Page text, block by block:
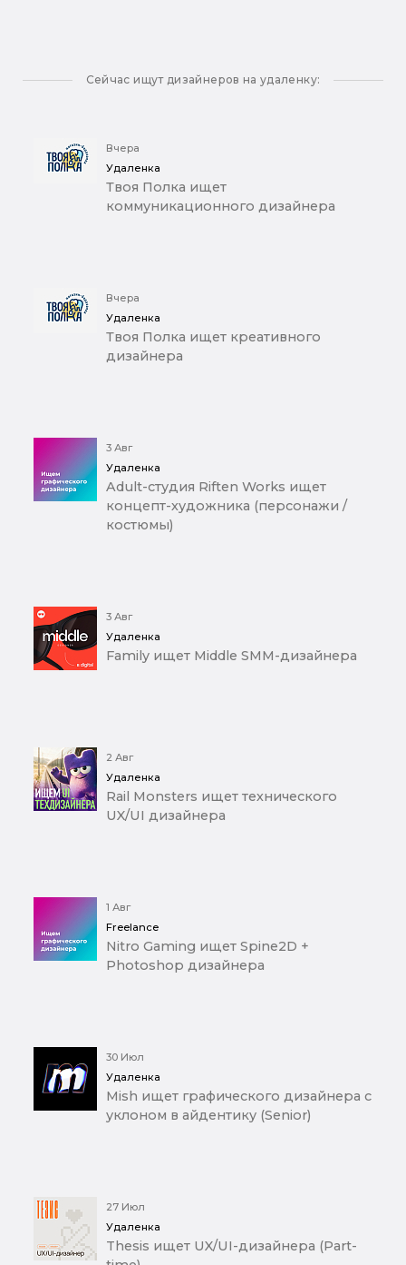
Сейчас ищут дизайнеров на удаленку:
Вчера
Удаленка
Твоя Полка ищет
коммуникационного дизайнера
Вчера
Удаленка
Твоя Полка ищет креативного
дизайнера
3 Авг
Удаленка
Adult-студия Riften Works ищет
концепт-художника (персонажи /
костюмы)
3 Авг
Удаленка
Family ищет Middle SMM-дизайнера
2 Авг
Удаленка
Rail Monsters ищет технического
UX/UI дизайнера
1 Авг
Freelance
Nitro Gaming ищет Spine2D +
Photoshop дизайнера
30 Июл
Удаленка
Mish ищет графического дизайнера с
уклоном в айдентику (Senior)
27 Июл
Удаленка
Thesis ищет UX/UI-дизайнера (Part-